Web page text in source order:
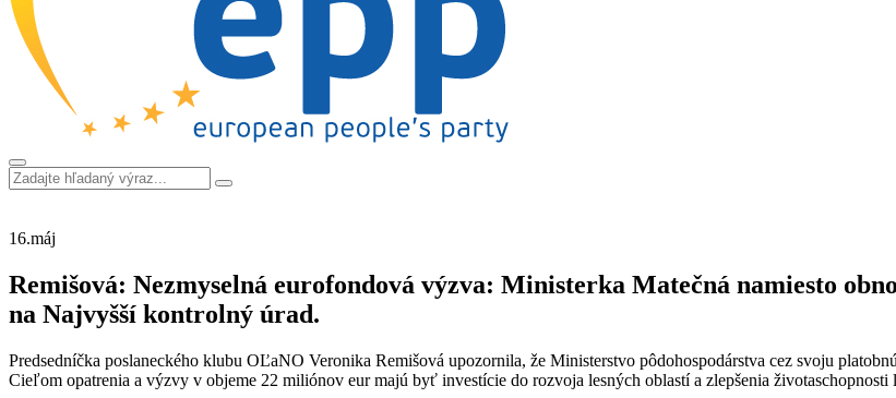
16.máj
Remišová: Nezmyselná eurofondová výzva: Ministerka Matečná namiesto
na Najvyšší kontrolný úrad.
Predsedníčka poslaneckého klubu OĽaNO Veronika Remišová upozornila, že Ministerstvo pôdohospodárstva cez svoju
Cieľom opatrenia a výzvy v objeme 22 miliónov eur majú byť investície do rozvoja lesných oblastí a zlepšenia životaschopnosti